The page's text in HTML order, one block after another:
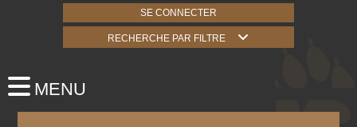
SE CONNECTER
RECHERCHE PAR FILTRE